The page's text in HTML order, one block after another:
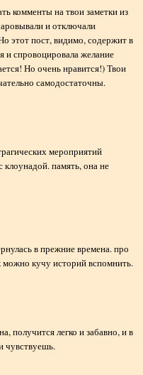
комменты на твои заметки из
и отключали
этот пост, видимо, содержит в
и спровоцировала желание
Но очень нравится!) Твои
самодостаточны.
мероприятий
клоунадой. память, она не
в прежние времена. про
можно кучу историй вспомнить.
получится легко и забавно, и в
чувствуешь.